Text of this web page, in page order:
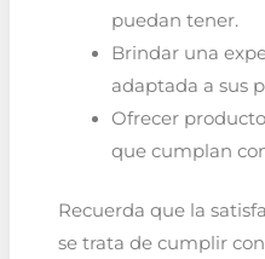
puedan tener.
Brindar una
adaptada a sus
Ofrecer
que cumplan
Recuerda que la
se trata de cumplir